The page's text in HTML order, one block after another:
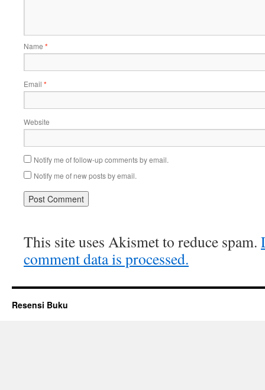
Name *
Email *
Website
Notify me of follow-up comments by email.
Notify me of new posts by email.
This site uses Akismet to reduce spam.
comment data is processed.
Resensi Buku